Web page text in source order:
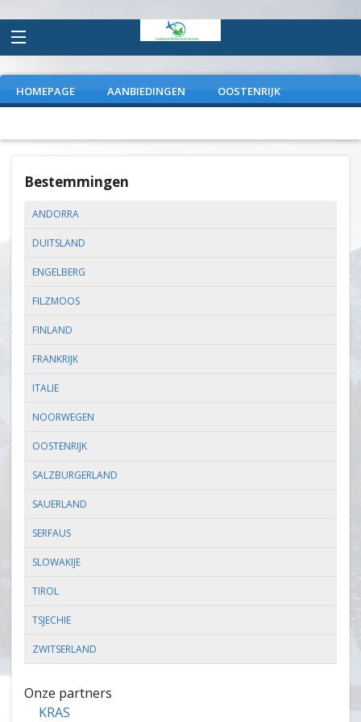
HOMEPAGE AANBIEDINGEN OOSTENRIJK
Bestemmingen
ANDORRA
DUITSLAND
ENGELBERG
FILZMOOS
FINLAND
FRANKRIJK
ITALIE
NOORWEGEN
OOSTENRIJK
SALZBURGERLAND
SAUERLAND
SERFAUS
SLOWAKIJE
TIROL
TSJECHIE
ZWITSERLAND
Onze partners
KRAS